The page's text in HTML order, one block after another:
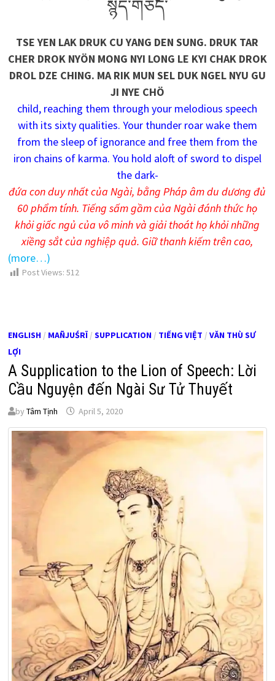
སྙེད་གཅོད་
TSE YEN LAK DRUK CU YANG DEN SUNG. DRUK TAR
CHER DROK NYÖN MONG NYI LONG LE KYI CHAK DROK
DROL DZE CHING. MA RIK MUN SEL DUK NGEL NYU GU
JI NYE CHÖ
child, reaching them through your melodious speech
with its sixty qualities. Your thunder roar wake them
from the sleep of ignorance and free them from the
iron chains of karma. You hold aloft of sword to dispel
the dark-
đứa con duy nhất của Ngài, bằng Pháp âm du dương đủ
60 phẩm tính. Tiếng sấm gầm của Ngài đánh thức họ
khỏi giấc ngủ của vô minh và giải thoát họ khỏi những
xiềng sắt của nghiệp quả. Giữ thanh kiếm trên cao,
(more…)
Post Views: 512
ENGLISH/ MAÑJUŚRĪ/ SUPPLICATION/ TIẾNG VIỆT / VĂN THÙ SƯ
LỢI
A Supplication to the Lion of Speech: Lời
Cầu Nguyện đến Ngài Sư Tử Thuyết
by Tâm Tịnh April 5, 2020